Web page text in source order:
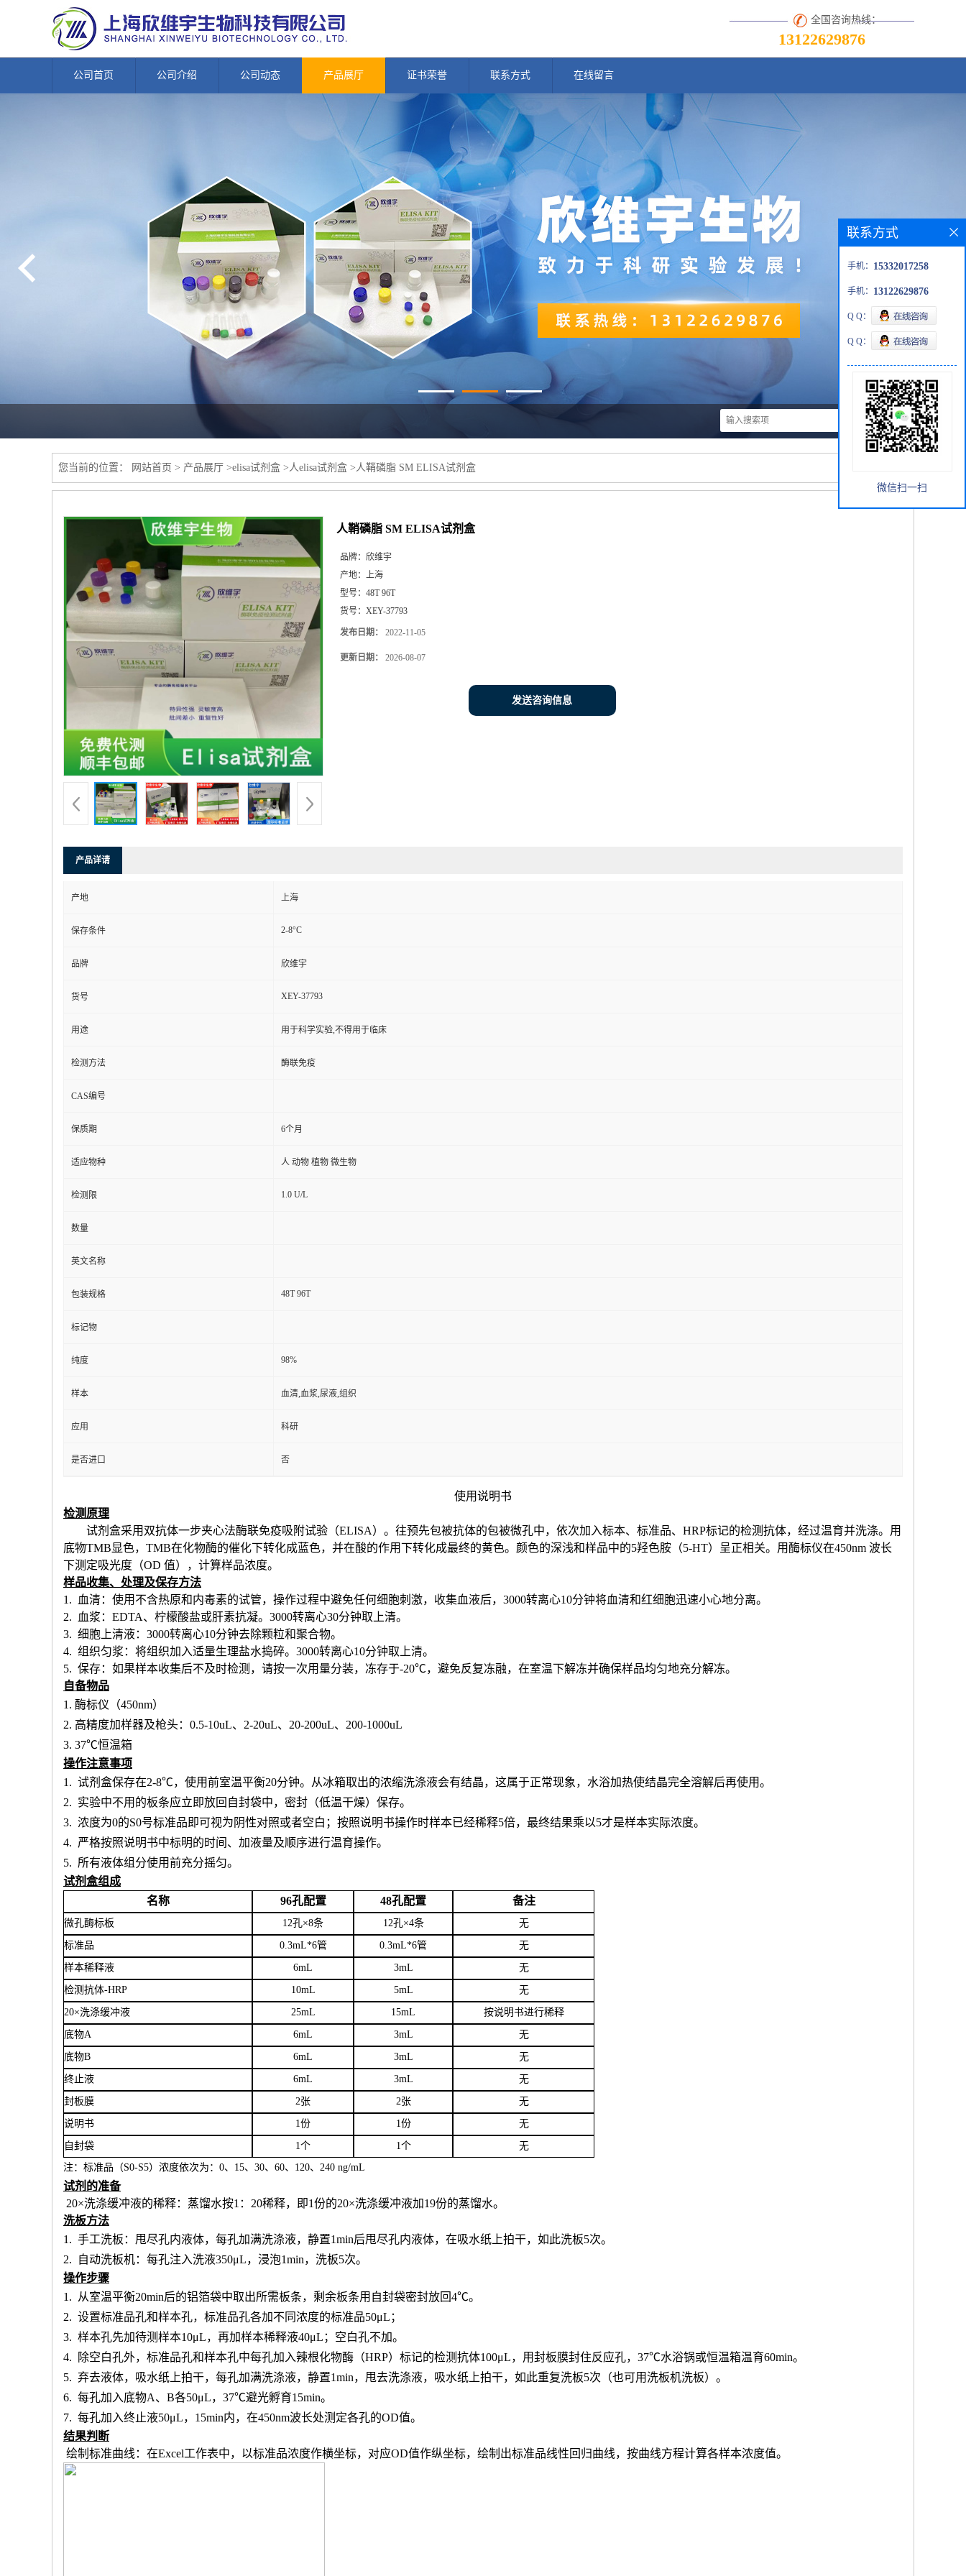
全国咨询热线：
13122629876
公司首页 公司介绍 公司动态 产品展厅 证书荣誉 联系方式 在线留言
您当前的位置： 网站首页 > 产品展厅 >elisa试剂盒 >人elisa试剂盒 >人鞘磷脂 SM ELISA试剂盒
人鞘磷脂 SM ELISA试剂盒
品牌： 欣维宇
产地： 上海
型号： 48T 96T
货号： XEY-37793
发布日期： 2022-11-05
更新日期： 2026-08-07
发送咨询信息
产品详请
产地 上海
保存条件 2-8°C
品牌 欣维宇
货号 XEY-37793
用途 用于科学实验,不得用于临床
检测方法 酶联免疫
CAS编号
保质期 6个月
适应物种 人 动物 植物 微生物
检测限 1.0 U/L
数量
英文名称
包装规格 48T 96T
标记物
纯度 98%
样本 血清,血浆,尿液,组织
应用 科研
是否进口 否
使用说明书
检测原理
试剂盒采用双抗体一步夹心法酶联免疫吸附试验（ELISA）。往预先包被抗体的包被微孔中，依次加入标本、标准品、HRP标记的检测抗体，经过温育并洗涤。用
底物TMB显色，TMB在化物酶的催化下转化成蓝色，并在酸的作用下转化成最终的黄色。颜色的深浅和样品中的5羟色胺（5-HT） 呈正相关。用酶标仪在450nm 波长
下测定吸光度（OD 值），计算样品浓度。
样品收集、处理及保存方法
1. 血清：使用不含热原和内毒素的试管，操作过程中避免任何细胞刺激，收集血液后，3000转离心10分钟将血清和红细胞迅速小心地分离。
2. 血浆：EDTA、柠檬酸盐或肝素抗凝。3000转离心30分钟取上清。
3. 细胞上清液：3000转离心10分钟去除颗粒和聚合物。
4. 组织匀浆：将组织加入适量生理盐水捣碎。3000转离心10分钟取上清。
5. 保存：如果样本收集后不及时检测，请按一次用量分装，冻存于-20℃，避免反复冻融，在室温下解冻并确保样品均匀地充分解冻。
自备物品
1. 酶标仪（450nm）
2. 高精度加样器及枪头： 0.5-10uL、2-20uL、20-200uL、200-1000uL
3. 37℃恒温箱
操作注意事项
1. 试剂盒保存在2-8℃，使用前室温平衡20分钟。从冰箱取出的浓缩洗涤液会有结晶，这属于正常现象，水浴加热使结晶完全溶解后再使用。
2. 实验中不用的板条应立即放回自封袋中，密封（低温干燥）保存。
3. 浓度为0的S0号标准品即可视为阴性对照或者空白；按照说明书操作时样本已经稀释5倍，最终结果乘以5才是样本实际浓度。
4. 严格按照说明书中标明的时间、加液量及顺序进行温育操作。
5. 所有液体组分使用前充分摇匀。
试剂盒组成
名称
96孔配置 48孔配置 备注
微孔酶标板 12孔×8条 12孔×4条 无
标准品 0.3mL*6管 0.3mL*6管 无
样本稀释液 6mL 3mL 无
检测抗体-HRP 10mL 5mL 无
20×洗涤缓冲液 25mL 15mL 按说明书进行稀释
底物A 6mL 3mL 无
底物B 6mL 3mL 无
终止液 6mL 3mL 无
封板膜 2张 2张 无
说明书 1份 1份 无
自封袋 1个 1个
无
注：标准品（S0-S5）浓度依次为： 0、15、30、60、120、240 ng/mL
试剂的准备
20×洗涤缓冲液的稀释：蒸馏水按1：20稀释，即1份的20×洗涤缓冲液加19份的蒸馏水。
洗板方法
1. 手工洗板：甩尽孔内液体，每孔加满洗涤液，静置1min后甩尽孔内液体，在吸水纸上拍干，如此洗板5次。
2.
自动洗板机：每孔注入洗液350μL，浸泡1min，洗板5次。
操作步骤
1.
从室温平衡20min后的铝箔袋中取出所需板条，剩余板条用自封袋密封放回4℃。
2. 设置标准品孔和样本孔，标准品孔各加不同浓度的标准品50μL；
3. 样本孔先加待测样本10μL，再加样本稀释液40μL； 空白孔不加。
4.
除空白孔外， 标准品孔和样本孔中每孔加入辣根化物酶（HRP）标记的检测抗体100μL，用封板膜封住反应孔，37℃水浴锅或恒温箱温育60min。
5. 弃去液体，吸水纸上拍干，每孔加满洗涤液，静置1min，甩去洗涤液，吸水纸上拍干，如此重复洗板5次（也可用洗板机洗板）。
6. 每孔加入底物A、B各50μL，37℃避光孵育15min。
7. 每孔加入终止液50μL，15min内，在450nm波长处测定各孔的OD值。
结果判断
绘制标准曲线：在Excel工作表中，以标准品浓度作横坐标，对应OD值作纵坐标，绘制出标准品线性回归曲线，按曲线方程计算各样本浓度值。
联系方式
手机： 15332017258
手机： 13122629876
Q Q：
Q Q：
微信扫一扫